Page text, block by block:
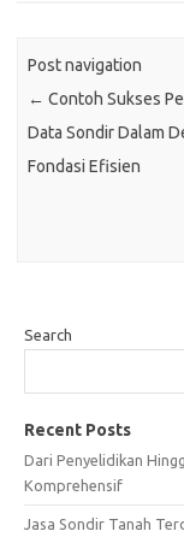
Post navigation
← Contoh Sukses
Data Sondir Dalam
Fondasi Efisien
Search
Recent Posts
Dari Penyelidikan
Komprehensif
Jasa Sondir Tanah